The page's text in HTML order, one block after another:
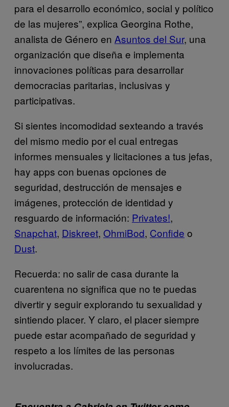
para el desarrollo económico, social y político
de las mujeres”, explica Georgina Rothe,
analista de Género en Asuntos del Sur, una
organización que diseña e implementa
innovaciones políticas para desarrollar
democracias paritarias, inclusivas y
participativas.
Si sientes incomodidad sexteando a través
del mismo medio por el cual entregas
informes mensuales y licitaciones a tus jefas,
hay apps con buenas opciones de
seguridad, destrucción de mensajes e
imágenes, protección de identidad y
resguardo de información: Privates!,
Snapchat, Diskreet, OhmiBod, Confide o
Dust.
Recuerda: no salir de casa durante la
cuarentena no significa que no te puedas
divertir y seguir explorando tu sexualidad y
sintiendo placer. Y claro, el placer siempre
puede estar acompañado de seguridad y
respeto a los límites de las personas
involucradas.